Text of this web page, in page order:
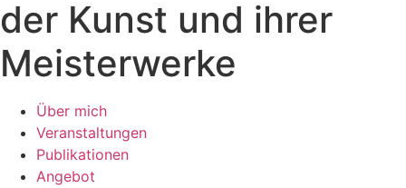
der Kunst und ihrer
Meisterwerke
Über mich
Veranstaltungen
Publikationen
Angebot